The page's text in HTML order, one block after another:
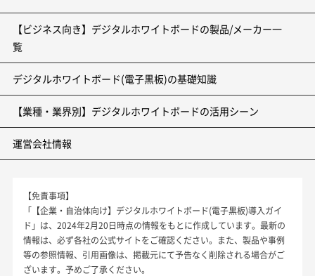
【ビジネス向き】デジタルホワイトボードの製品/メーカー一
覧
デジタルホワイトボード(電子黒板)の基礎知識
【業種・業界別】デジタルホワイトボードの活用シーン
運営会社情報
【免責事項】
「【企業・自治体向け】デジタルホワイトボード(電子黒板)導入ガイ
ド」は、2024年2月20日時点の情報をもとに作成しています。最新の
情報は、必ず各社の公式サイトをご確認ください。また、製品や事例
等の参照情報、引用画像は、掲載元にて予告なく削除される場合がご
ざいます。予めご了承ください。